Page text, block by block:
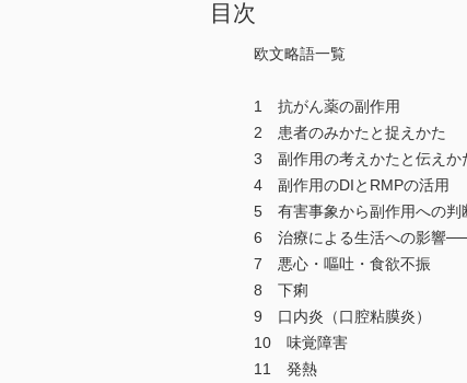
目次
欧文略語一覧
1 抗がん薬の副作用
2 患者のみかたと捉えかた
3 副作用の考えかたと伝えか
4 副作用のDIとRMPの活用
5 有害事象から副作用への判
6 治療による生活への影響──
7 悪心・嘔吐・食欲不振
8 下痢
9 口内炎（口腔粘膜炎）
10 味覚障害
11 発熱